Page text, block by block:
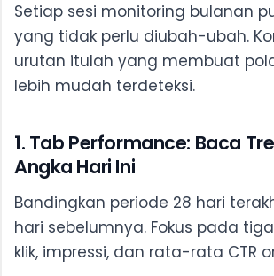
Setiap sesi monitoring bulanan
yang tidak perlu diubah-ubah.
urutan itulah yang membuat
lebih mudah terdeteksi.
1. Tab Performance: Baca
Angka Hari Ini
Bandingkan periode 28 hari
hari sebelumnya. Fokus pada
klik, impressi, dan rata-rata CTR